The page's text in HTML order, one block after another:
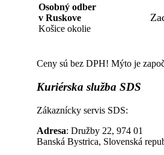
Osobný odber
v Ruskove
Košice okolie
Ceny sú bez DPH! Mýto je
Kuriérska služba SDS
Zákaznícky servis SDS:
Adresa: Družby 22, 974 01
Banská Bystrica, Slovenská